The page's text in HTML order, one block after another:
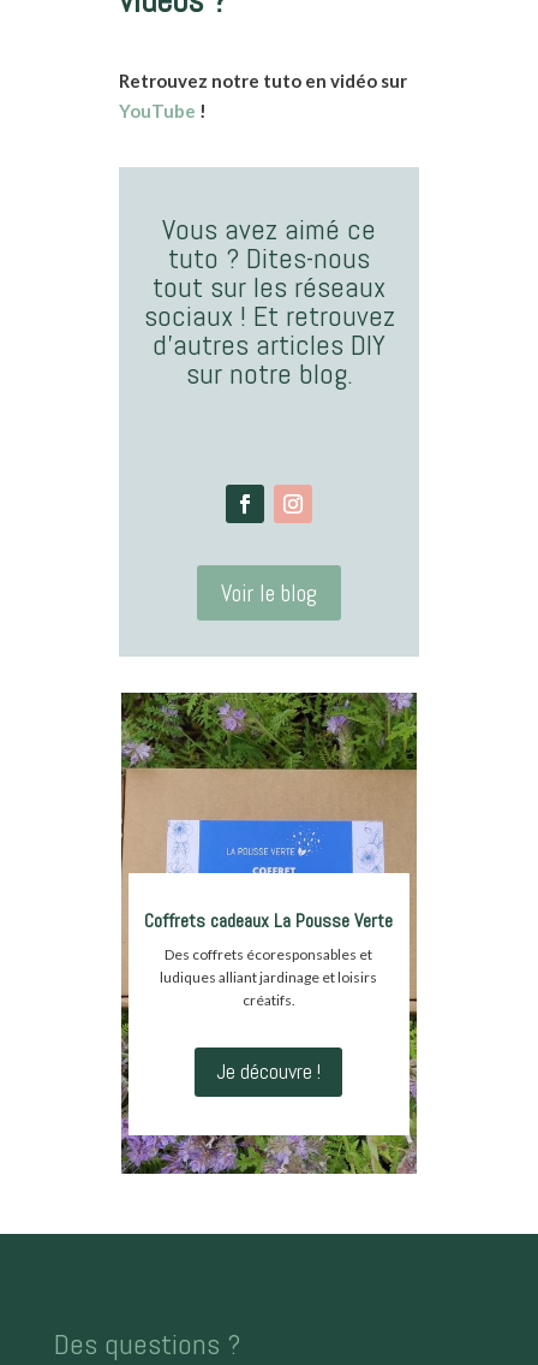
Retrouvez notre tuto en vidéo sur
YouTube !
Vous avez aimé ce
tuto ? Dites-nous
tout sur les réseaux
sociaux ! Et retrouvez
d’autres articles DIY
sur notre blog.
Voir le blog
Coffrets cadeaux La Pousse Verte
Des coffrets écoresponsables et
ludiques alliant jardinage et loisirs
créatifs.
Je découvre !
Des questions ?